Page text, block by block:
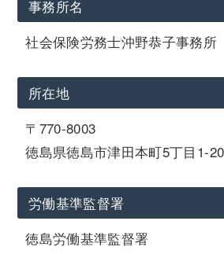
事務所名
社会保険労務士沖野恭子事務所
所在地
〒770-8003
徳島県徳島市津田本町5丁目1-20
労働基準監督署
徳島労働基準監督署